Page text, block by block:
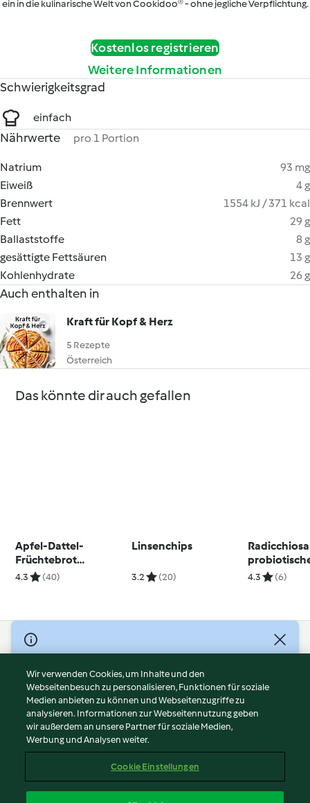
ein in die kulinarische Welt von Cookidoo® - ohne jegliche Verpflichtung.
Kostenlos registrieren
Weitere Informationen
Schwierigkeitsgrad
einfach
Nährwerte pro 1 Portion
Natrium
93 mg
Eiweiß
4 g
Brennwert
1554 kJ / 371 kcal
Fett
29 g
Ballaststoffe
8 g
gesättigte Fettsäuren
13 g
Kohlenhydrate
26 g
Auch enthalten in
Kraft für Kopf & Herz
5 Rezepte
Österreich
Das könnte dir auch gefallen
Apfel-Dattel-
Früchtebrot
(glutenfrei)
4.3 (40)
Linsenchips
3.2 (20)
Dressing
4.3 (6)
© Copyright 2026
Nutzungsbedingungen
Datenschutzrichtlinien
Disclaimer
Impressum
Cookies
Abo kündigen
Wir verwenden Cookies, um Inhalte und den
Webseitenbesuch zu personalisieren, Funktionen für soziale
Medien anbieten zu können und Webseitenzugriffe zu
analysieren. Informationen zur Webseitennutzung geben
wir außerdem an unsere Partner für soziale Medien,
Werbung und Analysen weiter.
Cookie Einstellungen